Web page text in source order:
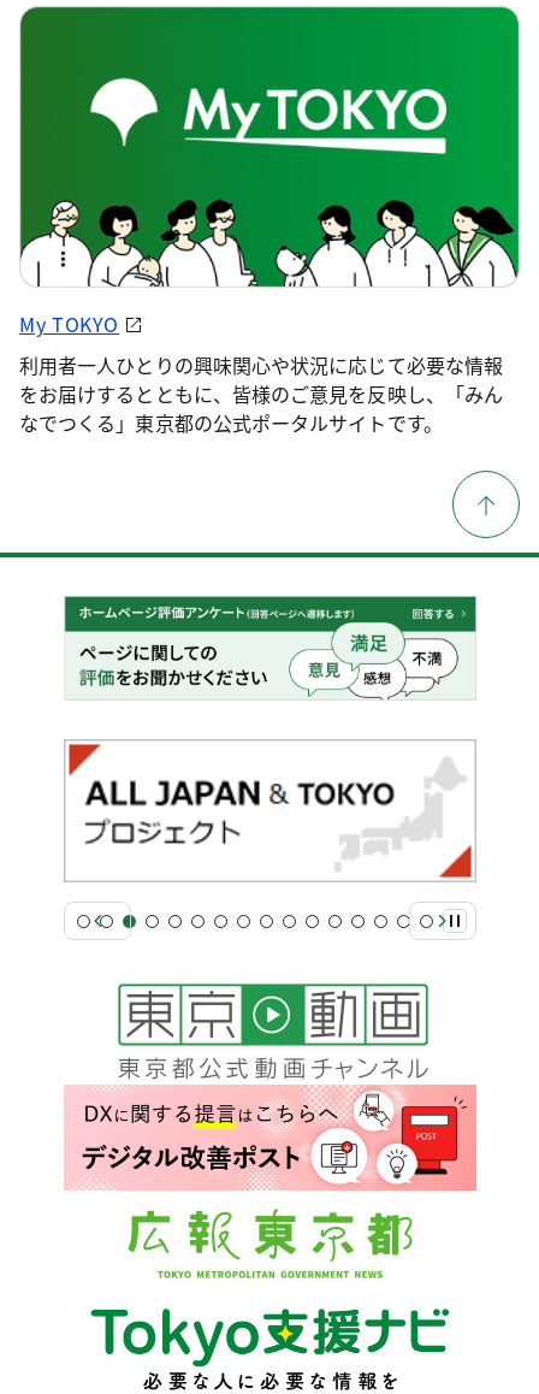
My TOKYO
利用者一人ひとりの興味関心や状況に応じて必要な情報
をお届けするとともに、皆様のご意見を反映し、「みん
なでつくる」東京都の公式ポータルサイトです。